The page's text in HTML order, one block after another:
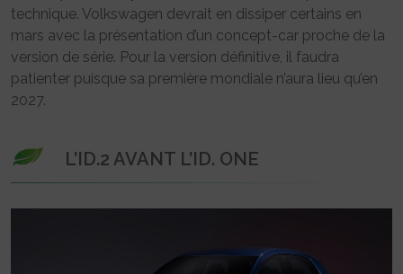
technique. Volkswagen devrait en dissiper certains en
mars avec la présentation d’un concept-car proche de la
version de série. Pour la version définitive, il faudra
patienter puisque sa première mondiale n’aura lieu qu’en
2027.
L’ID.2 AVANT L’ID. ONE